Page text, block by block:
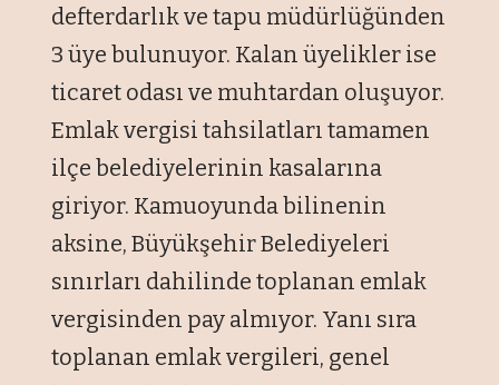
defterdarlık ve tapu müdürlüğünden
3 üye bulunuyor. Kalan üyelikler ise
ticaret odası ve muhtardan oluşuyor.
Emlak vergisi tahsilatları tamamen
ilçe belediyelerinin kasalarına
giriyor. Kamuoyunda bilinenin
aksine, Büyükşehir Belediyeleri
sınırları dahilinde toplanan emlak
vergisinden pay almıyor. Yanı sıra
toplanan emlak vergileri, genel